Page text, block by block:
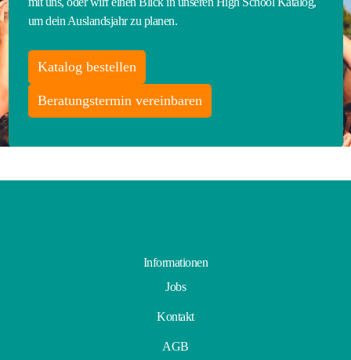
um dein Auslandsjahr zu planen.
Katalog bestellen
Beratungstermin vereinbaren
Informationen
Jobs
Kontakt
AGB